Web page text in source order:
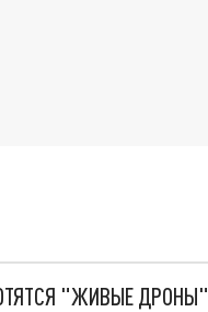
"ЖИВЫЕ ДРОНЫ"